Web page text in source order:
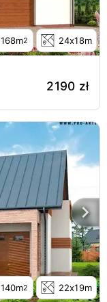
168m2 24x18m
2190 zł
140m2 22x19m